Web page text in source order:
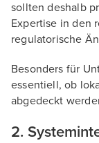
sollten deshalb
Expertise in den
regulatorische
Besonders für
essentiell, ob
abgedeckt
2.